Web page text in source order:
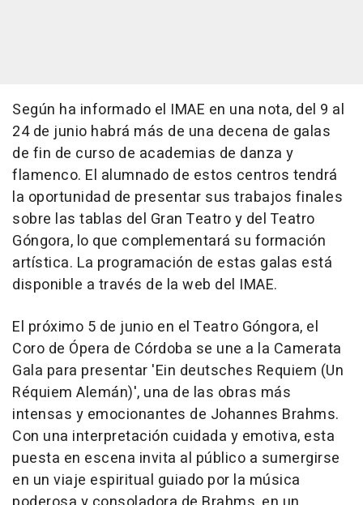
Según ha informado el IMAE en una nota, del 9 al
24 de junio habrá más de una decena de galas
de fin de curso de academias de danza y
flamenco. El alumnado de estos centros tendrá
la oportunidad de presentar sus trabajos finales
sobre las tablas del Gran Teatro y del Teatro
Góngora, lo que complementará su formación
artística. La programación de estas galas está
disponible a través de la web del IMAE.
El próximo 5 de junio en el Teatro Góngora, el
Coro de Ópera de Córdoba se une a la Camerata
Gala para presentar 'Ein deutsches Requiem (Un
Réquiem Alemán)', una de las obras más
intensas y emocionantes de Johannes Brahms.
Con una interpretación cuidada y emotiva, esta
puesta en escena invita al público a sumergirse
en un viaje espiritual guiado por la música